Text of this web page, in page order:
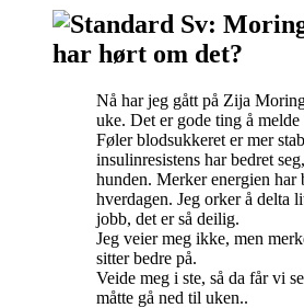
Sv:
har hørt om det?
Nå har jeg gått på Zija
uke. Det er gode ting å melde
Føler blodsukkeret er mer
insulinresistens har bedret
hunden. Merker energien har
hverdagen. Jeg orker å delta
jobb, det er så deilig.
Jeg veier meg ikke, men
sitter bedre på.
Veide meg i ste, så da får vi
måtte gå ned til uken..